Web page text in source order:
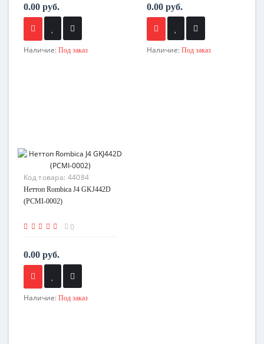
0.00 руб.
Наличие: Под заказ
0.00 руб.
Наличие: Под заказ
Код товара: 44084
Неттоп Rombica J4 GKJ442D
(PCMI-0002)
0
0.00 руб.
Наличие: Под заказ